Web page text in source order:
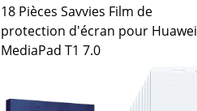
18 Pièces Savvies Film de
protection d'écran pour Huawei
MediaPad T1 7.0